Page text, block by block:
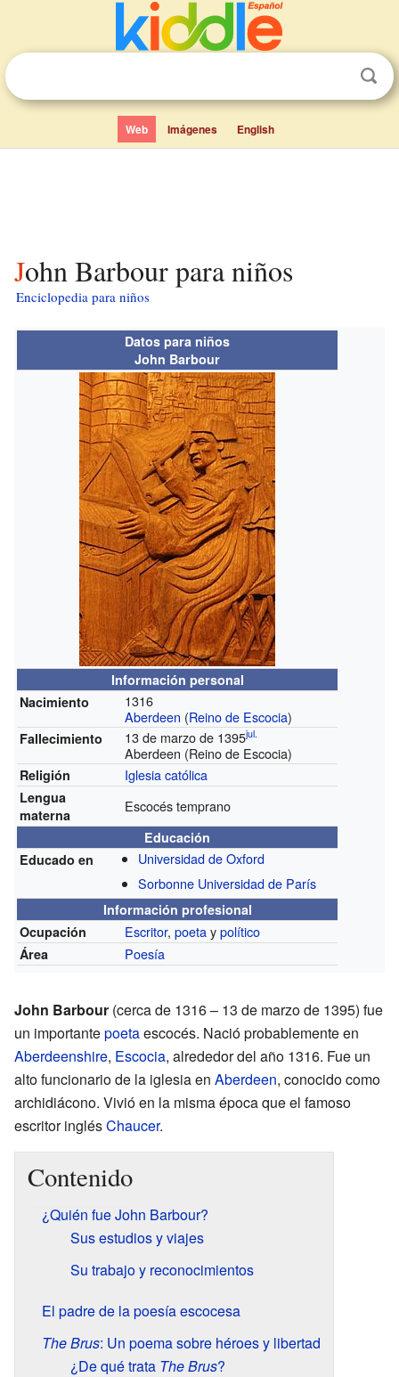
Web Imágenes English
John Barbour para niños
Enciclopedia para niños
Datos para niños
John Barbour
Información personal
Nacimiento
1316
Aberdeen (Reino de Escocia)
Fallecimiento 13 de marzo de 1395jul.
Aberdeen (Reino de Escocia)
Religión Iglesia católica
Lengua
materna
Escocés temprano
Educación
Educado en
Universidad de Oxford
Sorbonne Universidad de París
Información profesional
Ocupación
Escritor,poetaypolítico
Área Poesía
John Barbour (cerca de 1316 – 13 de marzo de 1395) fue
un importantepoetaescocés. Nació probablemente en
Aberdeenshire, Escocia, alrededor del año 1316. Fue un
alto funcionario de la iglesia en Aberdeen, conocido como
archidiácono. Vivió en la misma época que el famoso
escritor inglésChaucer.
Contenido
¿Quién fue John Barbour?
Sus estudios y viajes
Su trabajo y reconocimientos
El padre de la poesía escocesa
The Brus: Un poema sobre héroes y libertad
¿De qué trata The Brus?